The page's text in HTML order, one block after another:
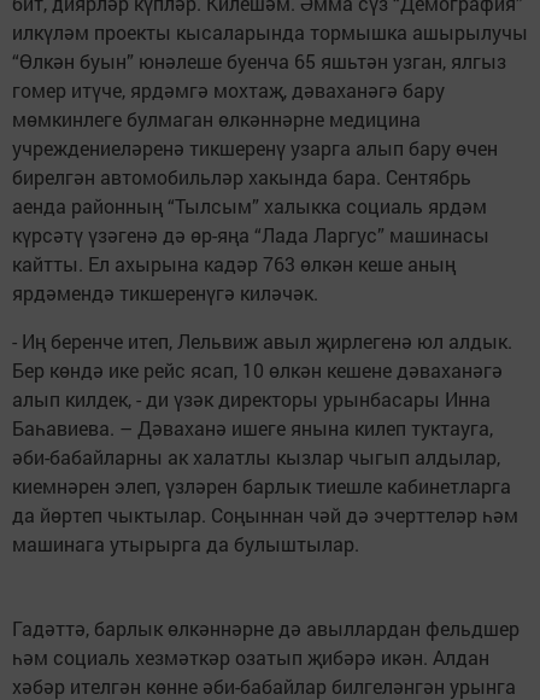
илкүләм проекты кысаларында тормышка ашырылучы
“Өлкән буын” юнәлеше буенча 65 яшьтән узган, ялгыз
гомер итүче, ярдәмгә мохтаҗ, дәваханәгә бару
мөмкинлеге булмаган өлкәннәрне медицина
учреждениеләренә тикшеренү узарга алып бару өчен
бирелгән автомобильләр хакында бара. Сентябрь
аенда районның “Тылсым” халыкка социаль ярдәм
күрсәтү үзәгенә дә өр-яңа “Лада Ларгус” машинасы
кайтты. Ел ахырына кадәр 763 өлкән кеше аның
ярдәмендә тикшеренүгә киләчәк.
- Иң беренче итеп, Лельвиж авыл җирлегенә юл алдык.
Бер көндә ике рейс ясап, 10 өлкән кешене дәваханәгә
алып килдек, - ди үзәк директоры урынбасары Инна
Баһавиева. – Дәваханә ишеге янына килеп туктауга,
әби-бабайларны ак халатлы кызлар чыгып алдылар,
киемнәрен элеп, үзләрен барлык тиешле кабинетларга
да йөртеп чыктылар. Соңыннан чәй дә эчерттеләр һәм
машинага утырырга да булыштылар.
Гадәттә, барлык өлкәннәрне дә авыллардан фельдшер
һәм социаль хезмәткәр озатып җибәрә икән. Алдан
хәбәр ителгән көнне әби-бабайлар билгеләнгән урынга